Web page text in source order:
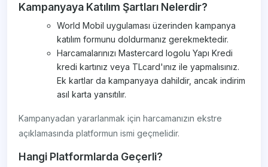
Kampanyaya Katılım Şartları Nelerdir?
World Mobil uygulaması üzerinden kampanya
katılım formunu doldurmanız gerekmektedir.
Harcamalarınızı Mastercard logolu Yapı Kredi
kredi kartınız veya TLcard'ınız ile yapmalısınız.
Ek kartlar da kampanyaya dahildir, ancak indirim
asıl karta yansıtılır.
Kampanyadan yararlanmak için harcamanızın ekstre
açıklamasında platformun ismi geçmelidir.
Hangi Platformlarda Geçerli?